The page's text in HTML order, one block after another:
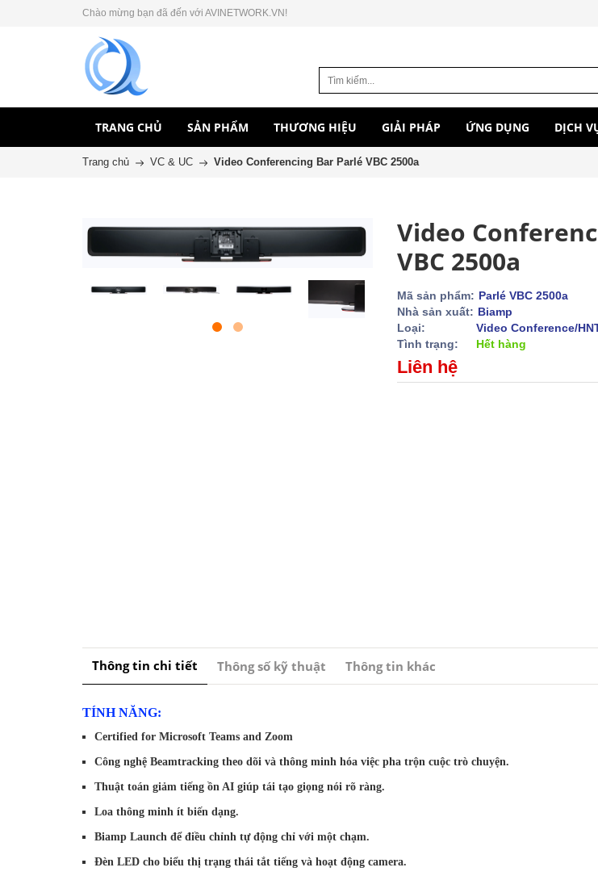
Chào mừng bạn đã đến với AVINETWORK.VN!
TRANG CHỦ SẢN PHẨM THƯƠNG HIỆU GIẢI PHÁP ỨNG DỤNG DỊCH
Trang chủ VC & UC Video Conferencing Bar Parlé VBC 2500a
Video
VBC 2500a
Mã sản phẩm: Parlé VBC 2500a
Nhà sản xuất: Biamp
Loại:
Video Conference/
Tình trạng:
Hết hàng
Liên hệ
Thông tin chi tiết Thông số kỹ thuật Thông tin khác
TÍNH NĂNG:
Certified for Microsoft Teams and Zoom
Công nghệ Beamtracking theo dõi và thông minh hóa việc pha trộn cuộc trò chuyện.
Thuật toán giảm tiếng ồn AI giúp tái tạo giọng nói rõ ràng.
Loa thông minh ít biến dạng.
Biamp Launch để điều chỉnh tự động chỉ với một chạm.
Đèn LED cho biểu thị trạng thái tắt tiếng và hoạt động camera.